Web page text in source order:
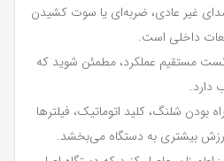
غیر عادی، ضربه‌ای یا سوت کشیدن
داخلی است.
مستقیم عملکرد، مطمئن شوید که
دارد.
بودن شلنگ، کلید اتوماتیک، فیلترها
بیشتری به دستگاه می‌بخشد.